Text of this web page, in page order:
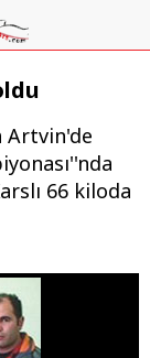
Artvin'de
66 kiloda